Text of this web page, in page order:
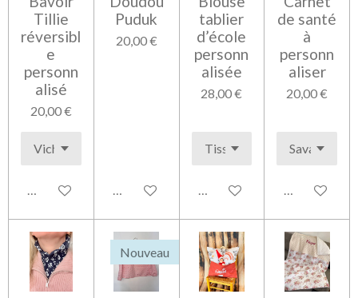
Tillie
réversibl
e
personn
alisé
20,00 €
Voir les détails
Puduk
20,00 €
Ajouter au panier
tablier
d’école
personn
alisée
28,00 €
Voir les détails
de santé
à
personn
aliser
20,00 €
Voir les
Nouveau